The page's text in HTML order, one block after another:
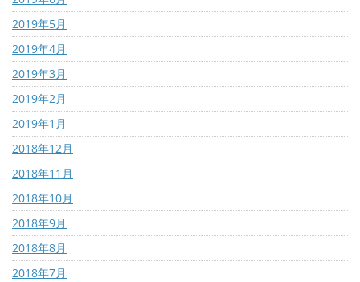
2019年5月
2019年4月
2019年3月
2019年2月
2019年1月
2018年12月
2018年11月
2018年10月
2018年9月
2018年8月
2018年7月